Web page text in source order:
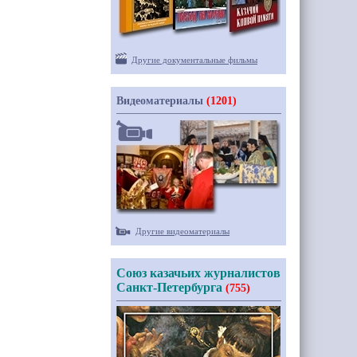
Другие документальные фильмы
Видеоматериалы (1201)
Другие видеоматериалы
Союз казачьих журналистов
Санкт-Петербурга (755)